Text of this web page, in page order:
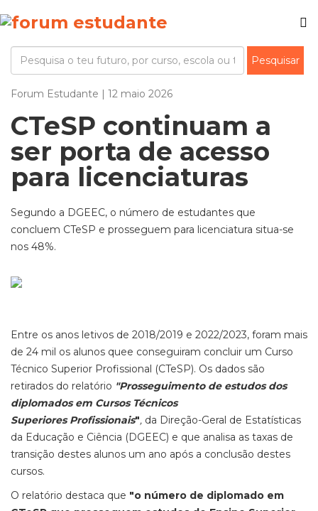
Forum Estudante | 12 maio 2026
CTeSP continuam a
ser porta de acesso
para licenciaturas
Segundo a DGEEC, o número de estudantes que
concluem CTeSP e prosseguem para licenciatura situa-se
nos 48%.
Entre os anos letivos de 2018/2019 e 2022/2023, foram mais
de 24 mil os alunos quee conseguiram concluir um Curso
Técnico Superior Profissional (CTeSP). Os dados são
retirados do relatório "Prosseguimento de estudos dos
diplomados em Cursos Técnicos
Superiores Profissionais", da Direção-Geral de Estatísticas
da Educação e Ciência (DGEEC) e que analisa as taxas de
transição destes alunos um ano após a conclusão destes
cursos.
O relatório destaca que "o número de diplomado em